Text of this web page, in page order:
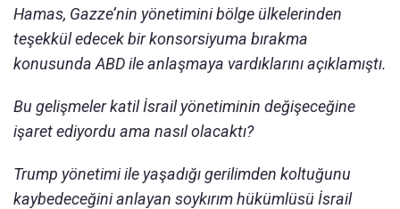
Hamas, Gazze’nin yönetimini bölge ülkelerinden
teşekkül edecek bir konsorsiyuma bırakma
konusunda ABD ile anlaşmaya vardıklarını açıklamıştı.
Bu gelişmeler katil İsrail yönetiminin değişeceğine
işaret ediyordu ama nasıl olacaktı?
Trump yönetimi ile yaşadığı gerilimden koltuğunu
kaybedeceğini anlayan soykırım hükümlüsü İsrail